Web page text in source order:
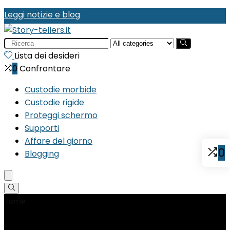
Leggi notizie e blog
Search
for:Lista dei desideri
0 Confrontare
Custodie morbide
Custodie rigide
Proteggi schermo
Supporti
Affare del giorno
Blogging
0